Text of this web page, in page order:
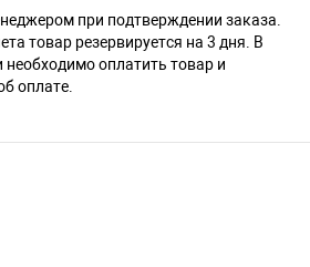
при подтверждении заказа.
товар резервируется на 3 дня. В
необходимо оплатить товар и
оплате.